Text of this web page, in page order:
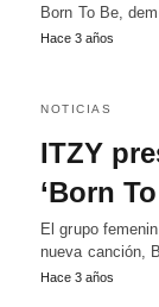
Born To Be,
Hace 3 años
NOTICIAS
ITZY
‘Born To
El grupo
nueva canción,
Hace 3 años